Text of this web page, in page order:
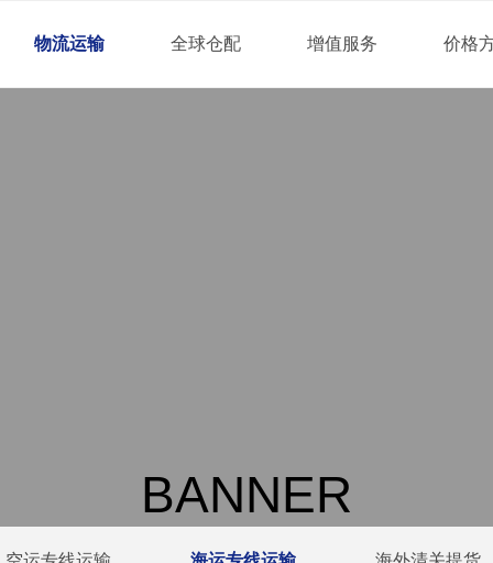
物流运输 全球仓配 增值服务 价格
BANNER